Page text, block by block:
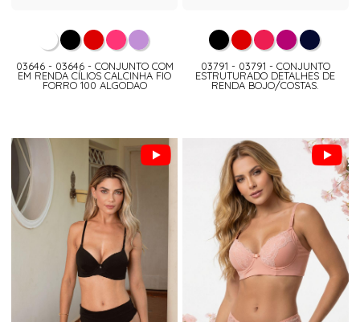
03646 - 03646 - CONJUNTO COM
EM RENDA CÍLIOS CALCINHA FIO
FORRO 100 ALGODAO
03791 - 03791 - CONJUNTO
ESTRUTURADO DETALHES DE
RENDA BOJO/COSTAS.